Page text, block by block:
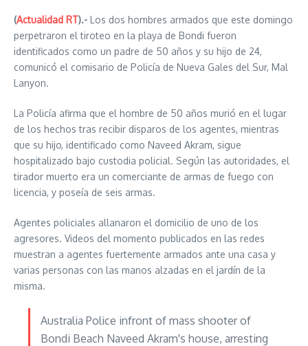
(Actualidad RT).- Los dos hombres armados que este domingo
perpetraron el tiroteo en la playa de Bondi fueron
identificados como un padre de 50 años y su hijo de 24,
comunicó el comisario de Policía de Nueva Gales del Sur, Mal
Lanyon.
La Policía afirma que el hombre de 50 años murió en el lugar
de los hechos tras recibir disparos de los agentes, mientras
que su hijo, identificado como Naveed Akram, sigue
hospitalizado bajo custodia policial. Según las autoridades, el
tirador muerto era un comerciante de armas de fuego con
licencia, y poseía de seis armas.
Agentes policiales allanaron el domicilio de uno de los
agresores. Videos del momento publicados en las redes
muestran a agentes fuertemente armados ante una casa y
varias personas con las manos alzadas en el jardín de la
misma.
Australia Police infront of mass shooter of
Bondi Beach Naveed Akram's house, arresting